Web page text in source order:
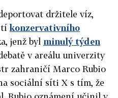
držitele víz,
konzervativního
jenž byl minulý týden
v areálu univerzity
zahraničí Marco Rubio
sociální síti X s tím, že